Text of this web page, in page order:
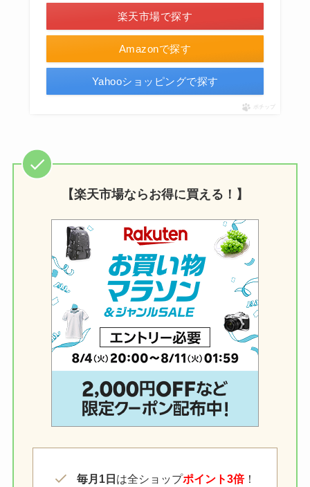
Amazonで探す
楽天市場で探す
Yahooショッピングで探す
ポチップ
【楽天市場ならお得に買える！】
毎月1日 は全ショップポイント3倍！